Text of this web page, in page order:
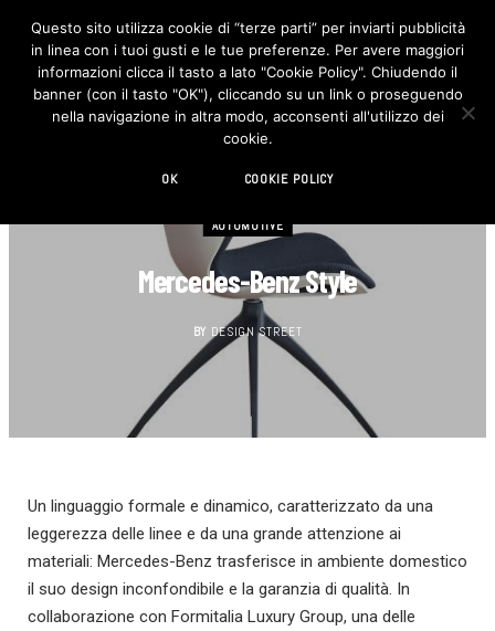
F
c
e
b
o
I
n
s
t
AUTOMOTIVE
Mercedes-Benz Style
BY DESIGN STREET
Un linguaggio formale e dinamico, caratterizzato da una
leggerezza delle linee e da una grande attenzione ai
materiali: Mercedes-Benz trasferisce in ambiente domestico
il suo design inconfondibile e la garanzia di qualità. In
collaborazione con Formitalia Luxury Group, una delle
Questo sito utilizza cookie di “terze parti” per inviarti pubblicità
in linea con i tuoi gusti e le tue preferenze. Per avere maggiori
informazioni clicca il tasto a lato "Cookie Policy". Chiudendo il
banner (con il tasto "OK"), cliccando su un link o proseguendo
nella navigazione in altra modo, acconsenti all'utilizzo dei
cookie.
OK COOKIE POLICY